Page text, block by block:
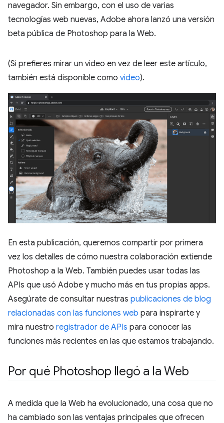
navegador. Sin embargo, con el uso de varias
tecnologías web nuevas, Adobe ahora lanzó una versión
beta pública de Photoshop para la Web.
(Si prefieres mirar un video en vez de leer este artículo,
también está disponible como video).
En esta publicación, queremos compartir por primera
vez los detalles de cómo nuestra colaboración extiende
Photoshop a la Web. También puedes usar todas las
APIs que usó Adobe y mucho más en tus propias apps.
Asegúrate de consultar nuestras publicaciones de blog
relacionadas con las funciones web para inspirarte y
mira nuestro registrador de APIs para conocer las
funciones más recientes en las que estamos trabajando.
Por qué Photoshop llegó a la Web
A medida que la Web ha evolucionado, una cosa que no
ha cambiado son las ventajas principales que ofrecen